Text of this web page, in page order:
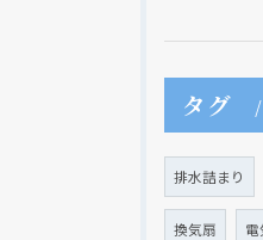
タグ
排水詰まり
換気扇
クリックでチラシの
クリックでチラシの